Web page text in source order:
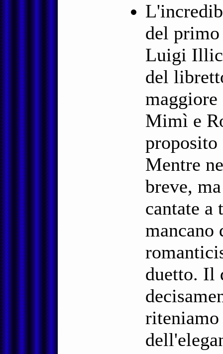
del primo
Luigi
del
maggiore
Mimì e
proposito
Mentre
breve,
cantate
mancano
duetto. Il
riteniamo